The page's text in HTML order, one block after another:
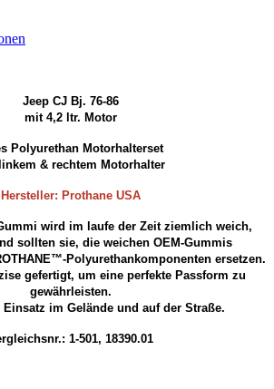
Jeep CJ Bj. 76-86
mit 4,2 ltr. Motor
Polyurethan Motorhalterset
& rechtem Motorhalter
Hersteller: Prothane USA
wird im laufe der Zeit ziemlich weich,
sollten sie, die weichen OEM-Gummis
Polyurethankomponenten ersetzen.
gefertigt, um eine perfekte Passform zu
gewährleisten.
Einsatz im Gelände und auf der Straße.
1-501, 18390.01